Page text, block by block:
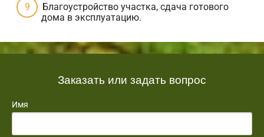
Благоустройство участка, сдача готового
дома в эксплуатацию.
Заказать или задать вопрос
Имя